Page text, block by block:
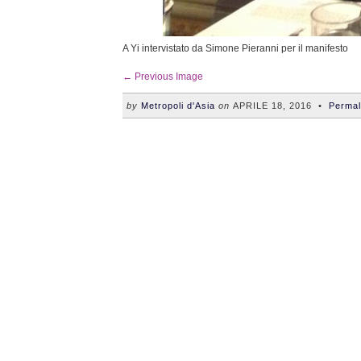
A Yi intervistato da Simone Pieranni per il manifesto
← Previous Image
by Metropoli d'Asia on APRILE 18, 2016 •